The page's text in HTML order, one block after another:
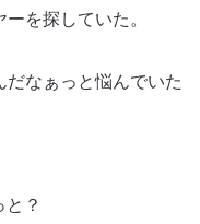
を探していた。
だなぁっと悩んでいた
？